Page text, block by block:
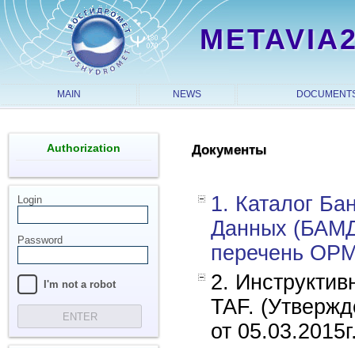
MAIN NEWS
Authorization
Login
Password
I'm not a robot
ENTER
Документы
1. Каталог
Данных
перечень
2.
TAF.
от